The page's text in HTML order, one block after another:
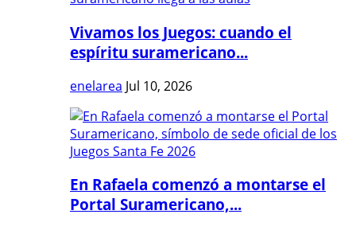
Vivamos los Juegos: cuando el
espíritu suramericano...
enelarea Jul 10, 2026
En Rafaela comenzó a montarse el
Portal Suramericano,...